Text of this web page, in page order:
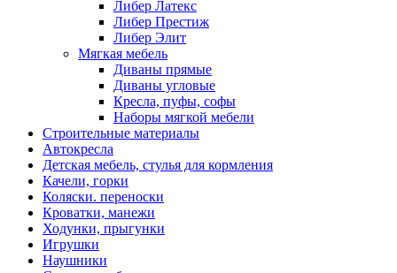
Либер Латекс
Либер Престиж
Либер Элит
Мягкая мебель
Диваны прямые
Диваны угловые
Кресла, пуфы, софы
Наборы мягкой мебели
Строительные материалы
Автокресла
Детская мебель, стулья для кормления
Качели, горки
Коляски. переноски
Кроватки, манежи
Ходунки, прыгунки
Игрушки
Наушники